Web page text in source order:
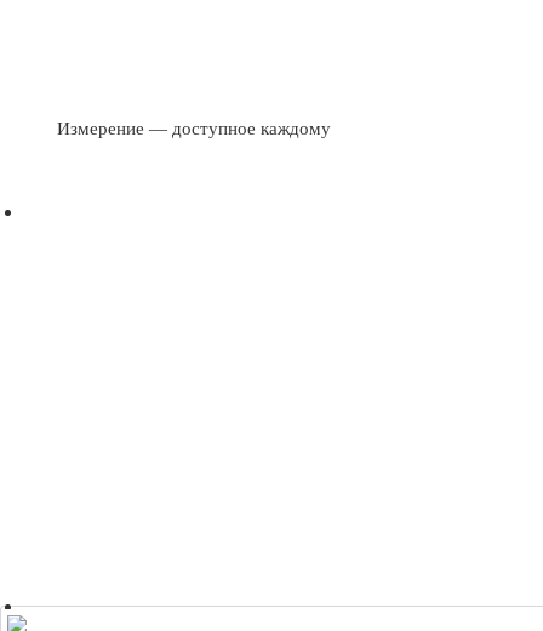
Измерение — доступное каждому